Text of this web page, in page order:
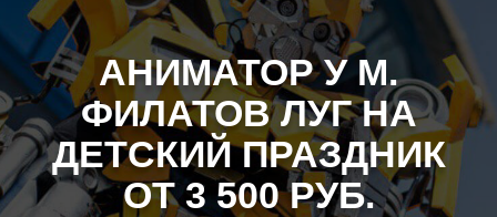
АНИМАТОР У М.
ФИЛАТОВ ЛУГ НА
ДЕТСКИЙ ПРАЗДНИК
ОТ 3 500 РУБ.